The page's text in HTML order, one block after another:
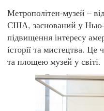
Метрополітен-музей –
США, заснований у Нью-
підвищення інтересу
історії та мистецтва. Це
та площею музей у світі.